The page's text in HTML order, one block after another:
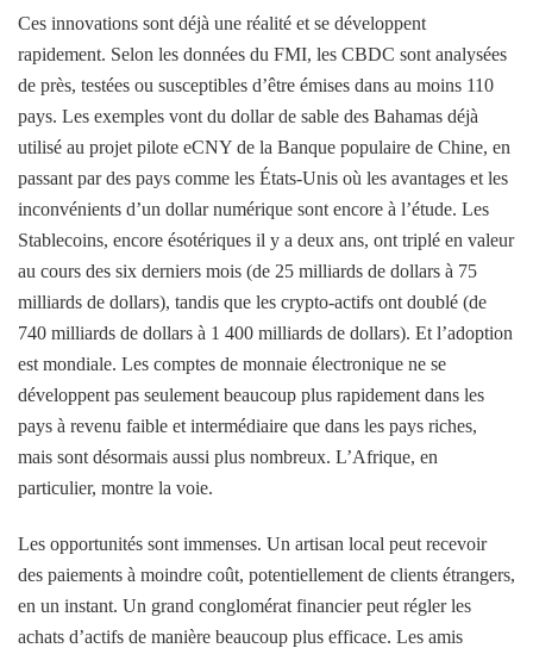
Ces innovations sont déjà une réalité et se développent
rapidement. Selon les données du FMI, les CBDC sont analysées
de près, testées ou susceptibles d’être émises dans au moins 110
pays. Les exemples vont du dollar de sable des Bahamas déjà
utilisé au projet pilote eCNY de la Banque populaire de Chine, en
passant par des pays comme les États-Unis où les avantages et les
inconvénients d’un dollar numérique sont encore à l’étude. Les
Stablecoins, encore ésotériques il y a deux ans, ont triplé en valeur
au cours des six derniers mois (de 25 milliards de dollars à 75
milliards de dollars), tandis que les crypto-actifs ont doublé (de
740 milliards de dollars à 1 400 milliards de dollars). Et l’adoption
est mondiale. Les comptes de monnaie électronique ne se
développent pas seulement beaucoup plus rapidement dans les
pays à revenu faible et intermédiaire que dans les pays riches,
mais sont désormais aussi plus nombreux. L’Afrique, en
particulier, montre la voie.
Les opportunités sont immenses. Un artisan local peut recevoir
des paiements à moindre coût, potentiellement de clients étrangers,
en un instant. Un grand conglomérat financier peut régler les
achats d’actifs de manière beaucoup plus efficace. Les amis